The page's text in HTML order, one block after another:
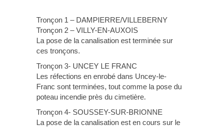
Tronçon 1 – DAMPIERRE/VILLEBERNY
Tronçon 2 – VILLY-EN-AUXOIS
La pose de la canalisation est terminée sur
ces tronçons.
Tronçon 3- UNCEY LE FRANC
Les réfections en enrobé dans Uncey-le-
Franc sont terminées, tout comme la pose du
poteau incendie près du cimetière.
Tronçon 4- SOUSSEY-SUR-BRIONNE
La pose de la canalisation est en cours sur le